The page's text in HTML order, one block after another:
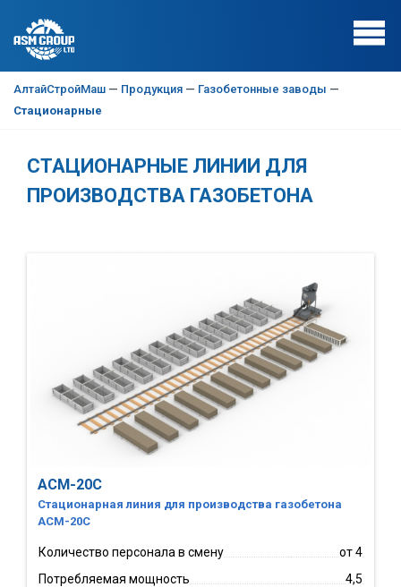
АлтайСтройМаш — Продукция — Газобетонные заводы —
Стационарные
СТАЦИОНАРНЫЕ ЛИНИИ ДЛЯ
ПРОИЗВОДСТВА ГАЗОБЕТОНА
АСМ-20С
Стационарная линия для производства газобетона
АСМ-20С
Количество персонала в смену
от 4
Потребляемая мощность
4,5